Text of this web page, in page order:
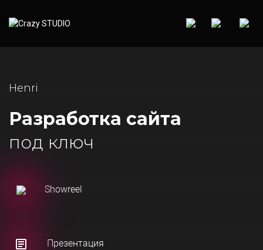
Henri
Разработка сайта
под ключ
Showreel
Презентация